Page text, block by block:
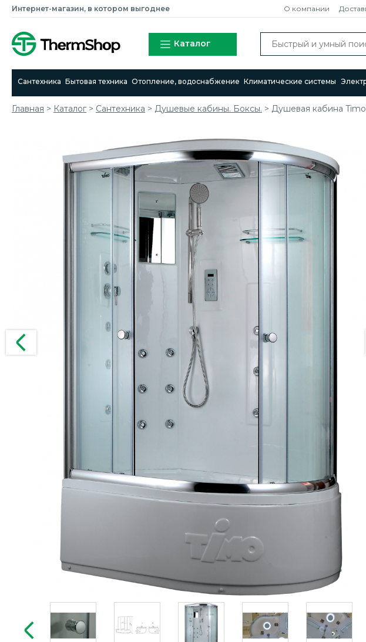
Интернет-магазин, в котором выгоднее О компании
Каталог
Сантехника Бытовая техника Отопление, водоснабжение Климатические системы
Главная > Каталог > Сантехника > Душевые кабины. Боксы. > Душевая кабина